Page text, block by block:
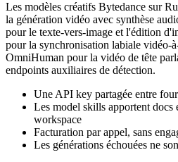
Les modèles créatifs Bytedance sur
la génération vidéo avec synthèse
pour le texte-vers-image et l'édition
pour la synchronisation labiale vidéo-
OmniHuman pour la vidéo de tête
endpoints auxiliaires de détection.
Une API key partagée entre
Les model skills apportent docs
workspace
Facturation par appel, sans
Les générations échouées ne